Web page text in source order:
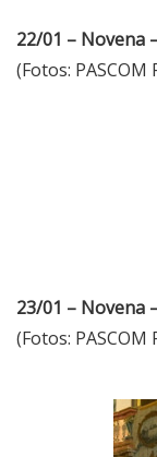
22/01 – Novena
(Fotos: PASCOM
23/01 – Novena
(Fotos: PASCOM